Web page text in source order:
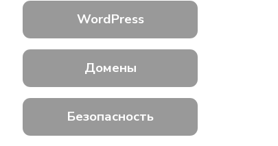
WordPress
Домены
Безопасность